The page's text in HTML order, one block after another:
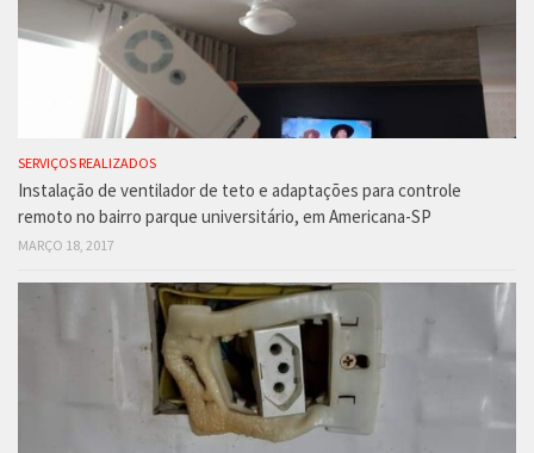
SERVIÇOS REALIZADOS
Instalação de ventilador de teto e adaptações para controle
remoto no bairro parque universitário, em Americana-SP
MARÇO 18, 2017